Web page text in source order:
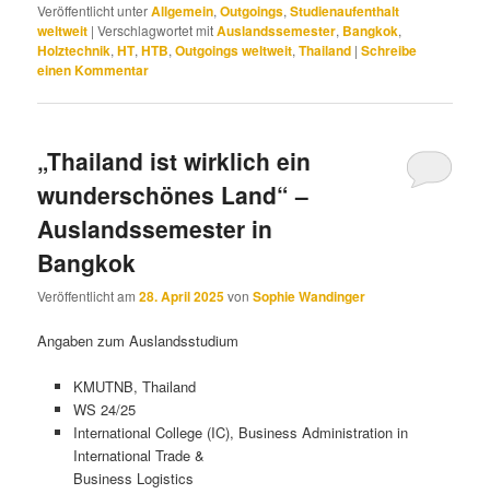
Veröffentlicht unterAllgemein,Outgoings,Studienaufenthalt
weltweit |Verschlagwortet mitAuslandssemester, Bangkok,
Holztechnik,HT,HTB,Outgoings weltweit,Thailand |Schreibe
einen Kommentar
„Thailand ist wirklich ein
wunderschönes Land“ –
Auslandssemester in
Bangkok
Veröffentlicht am28. April 2025vonSophie Wandinger
Angaben zum Auslandsstudium
KMUTNB, Thailand
WS 24/25
International College (IC), Business Administration in
International Trade &
Business Logistics